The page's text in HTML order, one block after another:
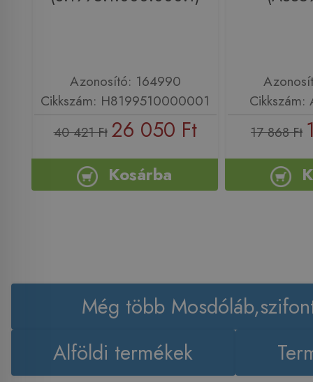
Azonosító: 164990
Cikkszám: H8199510000001
40 421 Ft 26 050 Ft
Kosárba
17 868 Ft
Még több
Alföldi termékek